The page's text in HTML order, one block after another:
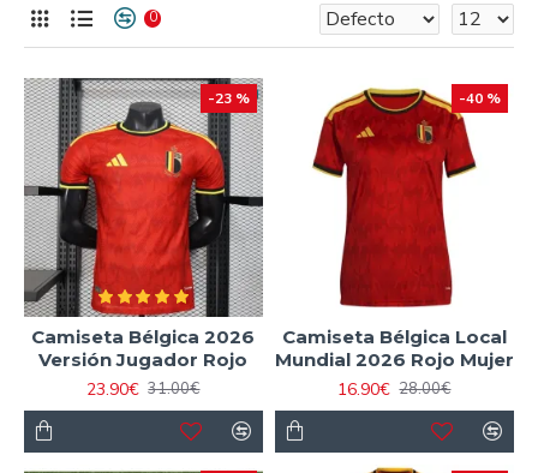
0
-23 %
Camiseta Bélgica 2026
Versión Jugador Rojo
23.90€ 31.00€
-40 %
Camiseta Bélgica Local
Mundial 2026 Rojo Mujer
16.90€ 28.00€